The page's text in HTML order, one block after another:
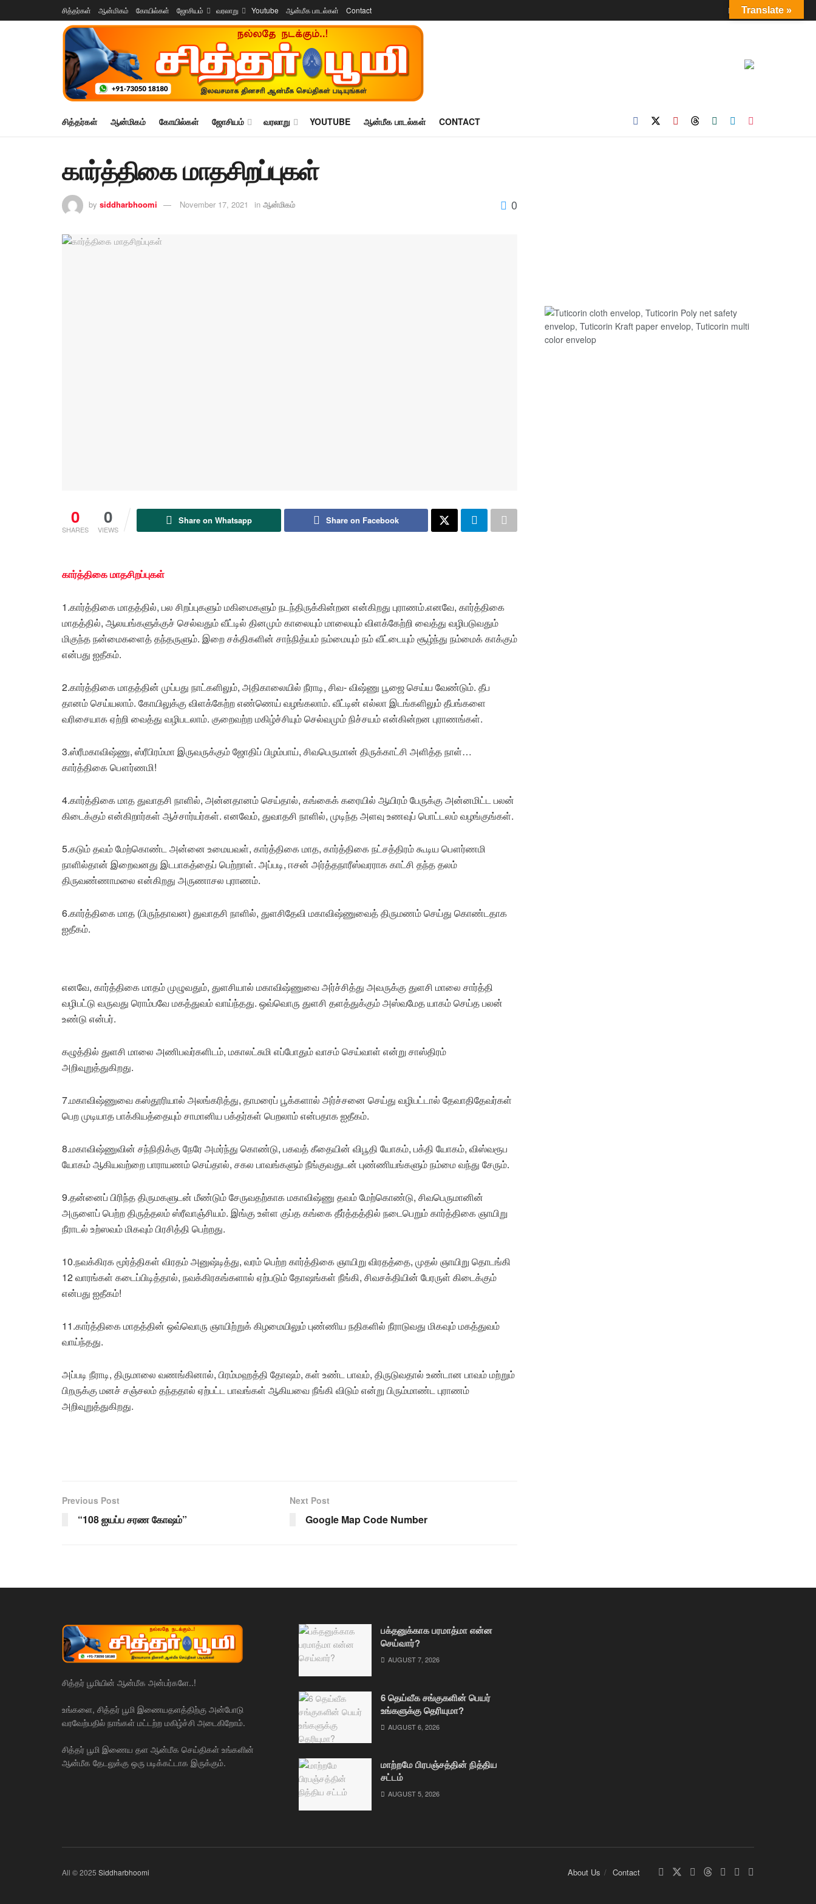
சித்தர்கள் ஆன்மிகம் கோயில்கள் ஜோசியம் வரலாறு Youtube ஆன்மீக பாடல்கள் Contact Login
சித்தர்கள் ஆன்மிகம் கோயில்கள் ஜோசியம் வரலாறு YOUTUBE ஆன்மீக பாடல்கள் CONTACT
கார்த்திகை மாதசிறப்புகள்
by siddharbhoomi November 17, 2021 in ஆன்மிகம் 0
0
SHARES
0
VIEWS
Share on Whatsapp Share on Facebook
கார்த்திகை மாதசிறப்புகள்
1.கார்த்திகை மாதத்தில், பல சிறப்புகளும் மகிமைகளும் நடந்திருக்கின்றன என்கிறது புராணம்.எனவே, கார்த்திகை
மாதத்தில், ஆலயங்களுக்குச் செல்வதும் வீட்டில் தினமும் காலையும் மாலையும் விளக்கேற்றி வைத்து வழிபடுவதும்
மிகுந்த நன்மைகளைத் தந்தருளும். இறை சக்திகளின் சாந்நித்யம் நம்மையும் நம் வீட்டையும் சூழ்ந்து நம்மைக் காக்கும்
என்பது ஐதீகம்.
2.கார்த்திகை மாதத்தின் முப்பது நாட்களிலும், அதிகாலையில் நீராடி, சிவ- விஷ்ணு பூஜை செய்ய வேண்டும். தீப
தானம் செய்யலாம். கோயிலுக்கு விளக்கேற்ற எண்ணெய் வழங்கலாம். வீட்டின் எல்லா இடங்களிலும் தீபங்களை
வரிசையாக ஏற்றி வைத்து வழிபடலாம். குறைவற்ற மகிழ்ச்சியும் செல்வமும் நிச்சயம் என்கின்றன புராணங்கள்.
3.ஸ்ரீமகாவிஷ்ணு, ஸ்ரீபிரம்மா இருவருக்கும் ஜோதிப் பிழம்பாய், சிவபெருமான் திருக்காட்சி அளித்த நாள்…
கார்த்திகை பௌர்ணமி!
4.கார்த்திகை மாத துவாதசி நாளில், அன்னதானம் செய்தால், கங்கைக் கரையில் ஆயிரம் பேருக்கு அன்னமிட்ட பலன்
கிடைக்கும் என்கிறார்கள் ஆச்சார்யர்கள். எனவேம், துவாதசி நாளில், முடிந்த அளவு உணவுப் பொட்டலம் வழங்குங்கள்.
5.கடும் தவம் மேற்கொண்ட அன்னை உமையவள், கார்த்திகை மாத, கார்த்திகை நட்சத்திரம் கூடிய பௌர்ணமி
நாளில்தான் இறைவனது இடபாகத்தைப் பெற்றாள். அப்படி, ஈசன் அர்த்தநாரீஸ்வரராக காட்சி தந்த தலம்
திருவண்ணாமலை என்கிறது அருணாசல புராணம்.
6.கார்த்திகை மாத (பிருந்தாவன) துவாதசி நாளில், துளசிதேவி மகாவிஷ்ணுவைத் திருமணம் செய்து கொண்டதாக
ஐதீகம்.
எனவே, கார்த்திகை மாதம் முழுவதும், துளசியால் மகாவிஷ்ணுவை அர்ச்சித்து அவருக்கு துளசி மாலை சார்த்தி
வழிபட்டு வருவது ரொம்பவே மகத்துவம் வாய்ந்தது. ஒவ்வொரு துளசி தளத்துக்கும் அஸ்வமேத யாகம் செய்த பலன்
உண்டு என்பர்.
கழுத்தில் துளசி மாலை அணிபவர்களிடம், மகாலட்சுமி எப்போதும் வாசம் செய்வாள் என்று சாஸ்திரம்
அறிவுறுத்துகிறது.
7.மகாவிஷ்ணுவை கஸ்தூரியால் அலங்கரித்து, தாமரைப் பூக்களால் அர்ச்சனை செய்து வழிபட்டால் தேவாதிதேவர்கள்
பெற முடியாத பாக்கியத்தையும் சாமானிய பக்தர்கள் பெறலாம் என்பதாக ஐதீகம்.
8.மகாவிஷ்ணுவின் சந்நிதிக்கு நேரே அமர்ந்து கொண்டு, பகவத் கீதையின் விபூதி யோகம், பக்தி யோகம், விஸ்வரூப
யோகம் ஆகியவற்றை பாராயணம் செய்தால், சகல பாவங்களும் நீங்குவதுடன் புண்ணியங்களும் நம்மை வந்து சேரும்.
9.தன்னைப் பிரிந்த திருமகளுடன் மீண்டும் சேருவதற்காக மகாவிஷ்ணு தவம் மேற்கொண்டு, சிவபெருமானின்
அருளைப் பெற்ற திருத்தலம் ஸ்ரீவாஞ்சியம். இங்கு உள்ள குப்த கங்கை தீர்த்தத்தில் நடைபெறும் கார்த்திகை ஞாயிறு
நீராடல் உற்ஸவம் மிகவும் பிரசித்தி பெற்றது.
10.நவக்கிரக மூர்த்திகள் விரதம் அனுஷ்டித்து, வரம் பெற்ற கார்த்திகை ஞாயிறு விரதத்தை, முதல் ஞாயிறு தொடங்கி
12 வாரங்கள் கடைப்பிடித்தால், நவக்கிரகங்களால் ஏற்படும் தோஷங்கள் நீங்கி, சிவசக்தியின் பேரருள் கிடைக்கும்
என்பது ஐதீகம்!
11.கார்த்திகை மாதத்தின் ஒவ்வொரு ஞாயிற்றுக் கிழமையிலும் புண்ணிய நதிகளில் நீராடுவது மிகவும் மகத்துவம்
வாய்ந்தது.
அப்படி நீராடி, திருமாலை வணங்கினால், பிரம்மஹத்தி தோஷம், கள் உண்ட பாவம், திருடுவதால் உண்டான பாவம் மற்றும்
பிறருக்கு மனச் சஞ்சலம் தந்ததால் ஏற்பட்ட பாவங்கள் ஆகியவை நீங்கி விடும் என்று பிரும்மாண்ட புராணம்
அறிவுறுத்துகிறது.
Previous Post
“108 ஐயப்ப சரண கோஷம்”
Next Post
Google Map Code Number
சித்தர் பூமியின் ஆன்மீக அன்பர்களே..!
உங்களை, சித்தர் பூமி இணையதளத்திற்கு அன்போடு
வரவேற்பதில் நாங்கள் மட்டற்ற மகிழ்ச்சி அடைகிறோம்.
சித்தர் பூமி இணைய தள ஆன்மீக செய்திகள் உங்களின்
ஆன்மீக தேடலுக்கு ஒரு படிக்கட்டாக இருக்கும்.
பக்தனுக்காக பரமாத்மா என்ன
செய்வார்?
AUGUST 7, 2026
6 தெய்வீக சங்குகளின் பெயர்
உங்களுக்கு தெரியுமா?
AUGUST 6, 2026
மாற்றமே பிரபஞ்சத்தின் நித்திய
சட்டம்
AUGUST 5, 2026
About Us Contact
All © 2025 Siddharbhoomi
Translate »